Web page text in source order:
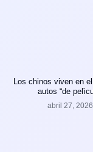
Los chinos viven en
autos “de
abril 27, 2026